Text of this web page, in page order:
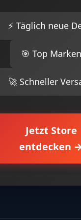
⚡ Täglich neue
🎯 Top Marken
🚀 Schneller
Jetzt Store
entdecken